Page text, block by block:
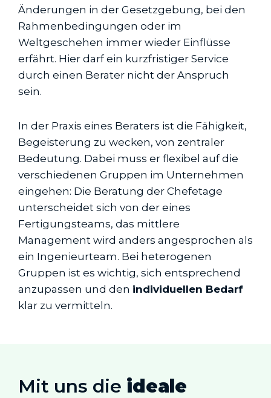
Änderungen in der Gesetzgebung, bei den
Rahmenbedingungen oder im
Weltgeschehen immer wieder Einflüsse
erfährt. Hier darf ein kurzfristiger Service
durch einen Berater nicht der Anspruch
sein.
In der Praxis eines Beraters ist die Fähigkeit,
Begeisterung zu wecken, von zentraler
Bedeutung. Dabei muss er flexibel auf die
verschiedenen Gruppen im Unternehmen
eingehen: Die Beratung der Chefetage
unterscheidet sich von der eines
Fertigungsteams, das mittlere
Management wird anders angesprochen als
ein Ingenieurteam. Bei heterogenen
Gruppen ist es wichtig, sich entsprechend
anzupassen und den individuellen Bedarf
klar zu vermitteln.
Mit uns die ideale